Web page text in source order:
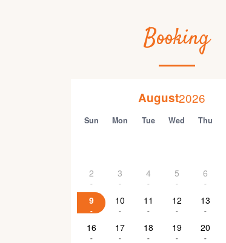
Booking
August
Sun Mon Tue Wed Thu
2
-
3
-
4
-
5
-
6
-
9
-
10
-
11
-
12
-
13
-
16
-
17
-
18
-
19
-
20
-